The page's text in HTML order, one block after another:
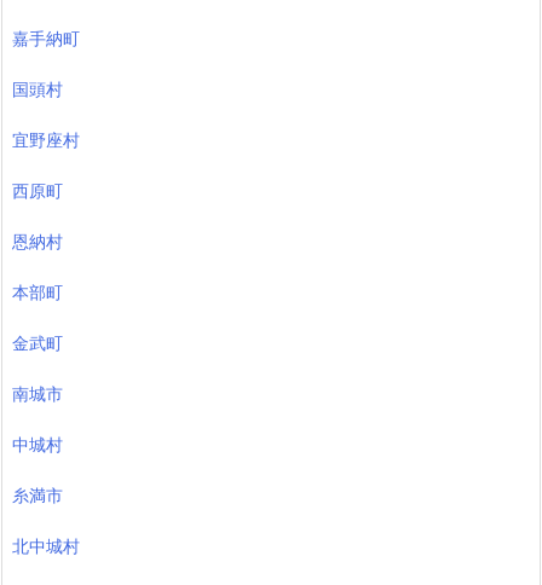
嘉手納町
国頭村
宜野座村
西原町
恩納村
本部町
金武町
南城市
中城村
糸満市
北中城村